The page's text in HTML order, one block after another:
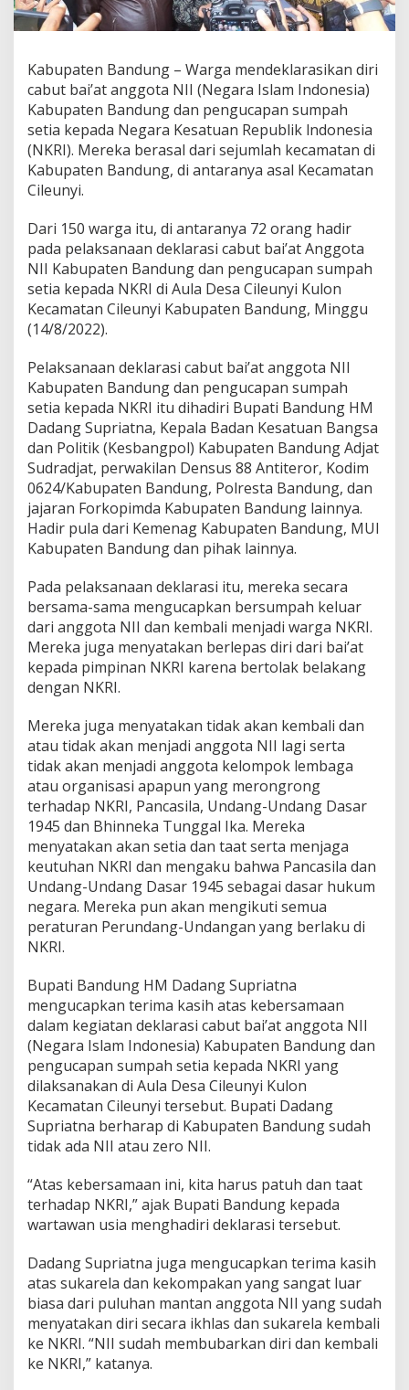
t
n
e
r
h
r
a
p
a
b
u
p
a
t
B
a
n
d
u
n
g
Z
r
o
N
I
Kabupaten Bandung – Warga mendeklarasikan diri
cabut bai’at anggota NII (Negara Islam Indonesia)
Kabupaten Bandung dan pengucapan sumpah
setia kepada Negara Kesatuan Republik lndonesia
(NKRI). Mereka berasal dari sejumlah kecamatan di
Kabupaten Bandung, di antaranya asal Kecamatan
Cileunyi.
Dari 150 warga itu, di antaranya 72 orang hadir
pada pelaksanaan deklarasi cabut bai’at Anggota
NII Kabupaten Bandung dan pengucapan sumpah
setia kepada NKRI di Aula Desa Cileunyi Kulon
Kecamatan Cileunyi Kabupaten Bandung, Minggu
(14/8/2022).
Pelaksanaan deklarasi cabut bai’at anggota NII
Kabupaten Bandung dan pengucapan sumpah
setia kepada NKRI itu dihadiri Bupati Bandung HM
Dadang Supriatna, Kepala Badan Kesatuan Bangsa
dan Politik (Kesbangpol) Kabupaten Bandung Adjat
Sudradjat, perwakilan Densus 88 Antiteror, Kodim
0624/Kabupaten Bandung, Polresta Bandung, dan
jajaran Forkopimda Kabupaten Bandung lainnya.
Hadir pula dari Kemenag Kabupaten Bandung, MUI
Kabupaten Bandung dan pihak lainnya.
Pada pelaksanaan deklarasi itu, mereka secara
bersama-sama mengucapkan bersumpah keluar
dari anggota NII dan kembali menjadi warga NKRI.
Mereka juga menyatakan berlepas diri dari bai’at
kepada pimpinan NKRI karena bertolak belakang
dengan NKRI.
Mereka juga menyatakan tidak akan kembali dan
atau tidak akan menjadi anggota NII lagi serta
tidak akan menjadi anggota kelompok lembaga
atau organisasi apapun yang merongrong
terhadap NKRI, Pancasila, Undang-Undang Dasar
1945 dan Bhinneka Tunggal Ika. Mereka
menyatakan akan setia dan taat serta menjaga
keutuhan NKRI dan mengaku bahwa Pancasila dan
Undang-Undang Dasar 1945 sebagai dasar hukum
negara. Mereka pun akan mengikuti semua
peraturan Perundang-Undangan yang berlaku di
NKRI.
Bupati Bandung HM Dadang Supriatna
mengucapkan terima kasih atas kebersamaan
dalam kegiatan deklarasi cabut bai’at anggota NII
(Negara Islam Indonesia) Kabupaten Bandung dan
pengucapan sumpah setia kepada NKRI yang
dilaksanakan di Aula Desa Cileunyi Kulon
Kecamatan Cileunyi tersebut. Bupati Dadang
Supriatna berharap di Kabupaten Bandung sudah
tidak ada NII atau zero NII.
“Atas kebersamaan ini, kita harus patuh dan taat
terhadap NKRI,” ajak Bupati Bandung kepada
wartawan usia menghadiri deklarasi tersebut.
Dadang Supriatna juga mengucapkan terima kasih
atas sukarela dan kekompakan yang sangat luar
biasa dari puluhan mantan anggota NII yang sudah
menyatakan diri secara ikhlas dan sukarela kembali
ke NKRI. “NII sudah membubarkan diri dan kembali
ke NKRI,” katanya.